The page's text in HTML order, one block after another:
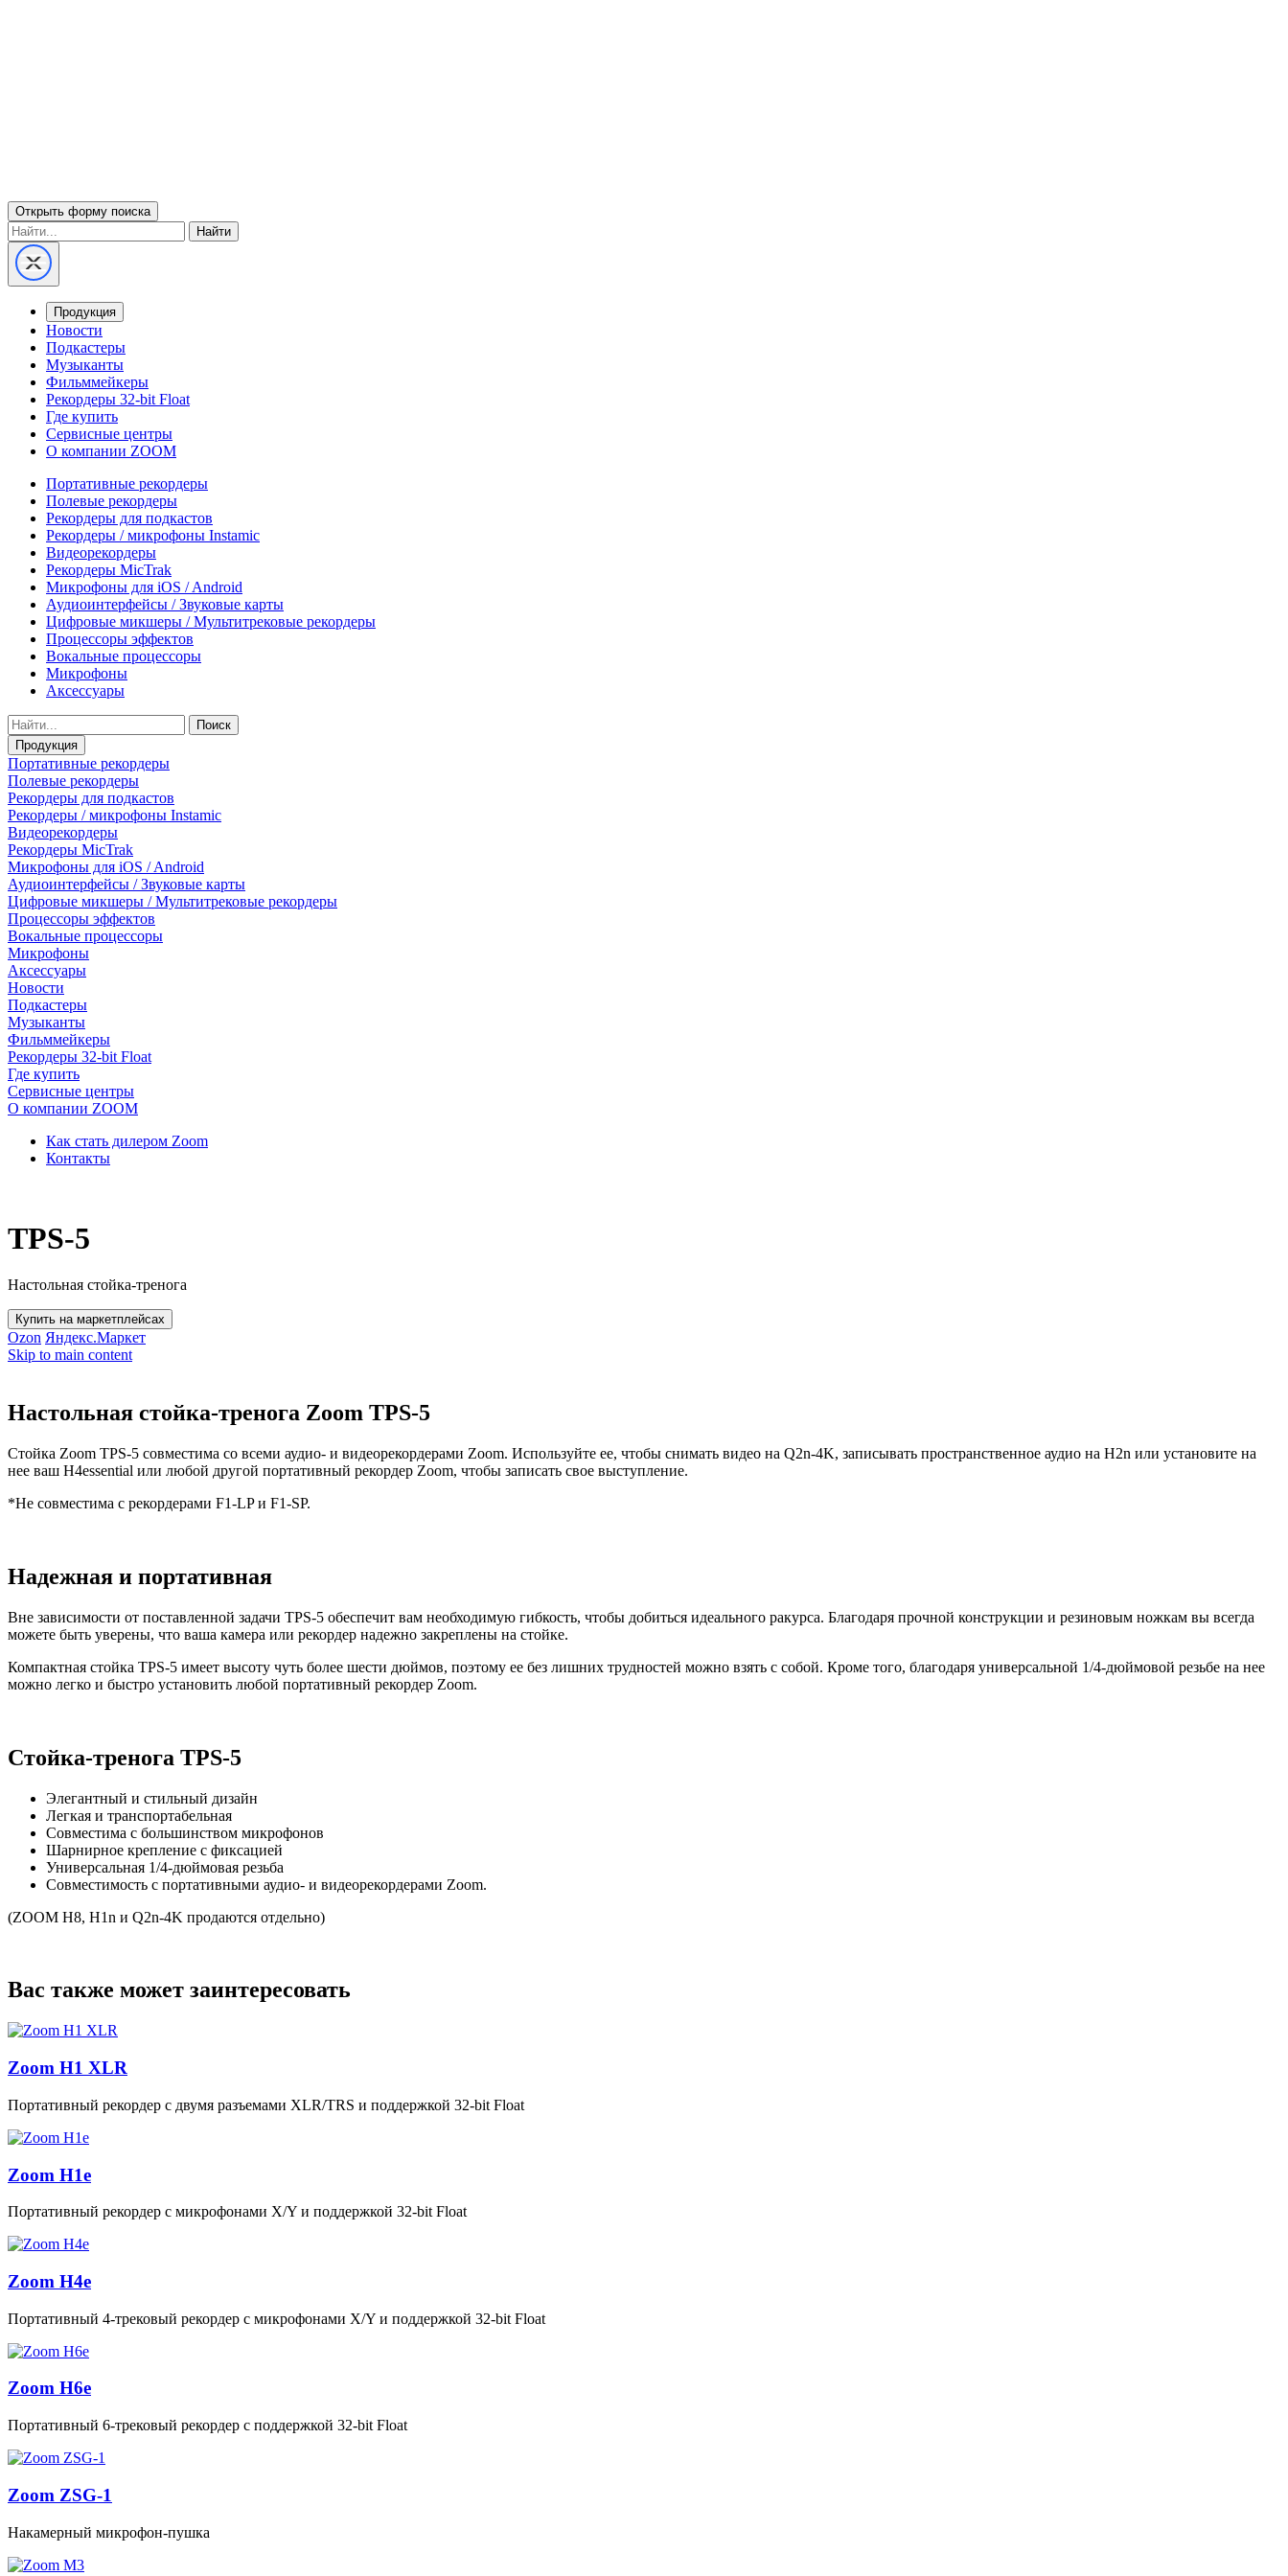
Открыть форму поиска
Найти
Продукция
Новости
Подкастеры
Музыканты
Фильммейкеры
Рекордеры 32-bit Float
Где купить
Сервисные центры
О компании ZOOM
Портативные рекордеры
Полевые рекордеры
Рекордеры для подкастов
Рекордеры / микрофоны Instamic
Видеорекордеры
Рекордеры MicTrak
Микрофоны для iOS / Android
Аудиоинтерфейсы / Звуковые карты
Цифровые микшеры / Мультитрековые рекордеры
Процессоры эффектов
Вокальные процессоры
Микрофоны
Аксессуары
Поиск
Продукция
Портативные рекордеры
Полевые рекордеры
Рекордеры для подкастов
Рекордеры / микрофоны Instamic
Видеорекордеры
Рекордеры MicTrak
Микрофоны для iOS / Android
Аудиоинтерфейсы / Звуковые карты
Цифровые микшеры / Мультитрековые рекордеры
Процессоры эффектов
Вокальные процессоры
Микрофоны
Аксессуары
Новости
Подкастеры
Музыканты
Фильммейкеры
Рекордеры 32-bit Float
Где купить
Сервисные центры
О компании ZOOM
Как стать дилером Zoom
Контакты
TPS-5
Настольная стойка-тренога
Купить на маркетплейсах
Ozon Яндекс.Маркет
Skip to main content
Настольная стойка-тренога Zoom TPS-5
Стойка Zoom TPS-5 совместима со всеми аудио- и видеорекордерами Zoom. Используйте ее, чтобы снимать видео на Q2n-4K, записывать пространственное аудио на H2n или установите на
нее ваш H4essential или любой другой портативный рекордер Zoom, чтобы записать свое выступление.
*Не совместима с рекордерами F1-LP и F1-SP.
Надежная и портативная
Вне зависимости от поставленной задачи TPS-5 обеспечит вам необходимую гибкость, чтобы добиться идеального ракурса. Благодаря прочной конструкции и резиновым ножкам вы всегда
можете быть уверены, что ваша камера или рекордер надежно закреплены на стойке.
Компактная стойка TPS-5 имеет высоту чуть более шести дюймов, поэтому ее без лишних трудностей можно взять с собой. Кроме того, благодаря универсальной 1/4-дюймовой резьбе на нее
можно легко и быстро установить любой портативный рекордер Zoom.
Стойка-тренога TPS-5
Элегантный и стильный дизайн
Легкая и транспортабельная
Совместима с большинством микрофонов
Шарнирное крепление с фиксацией
Универсальная 1/4-дюймовая резьба
Совместимость с портативными аудио- и видеорекордерами Zoom.
(ZOOM H8, H1n и Q2n-4K продаются отдельно)
Вас также может заинтересовать
Zoom H1 XLR
Портативный рекордер с двумя разъемами XLR/TRS и поддержкой 32‑bit Float
Zoom H1e
Портативный рекордер с микрофонами X/Y и поддержкой 32‑bit Float
Zoom H4e
Портативный 4‑трековый рекордер с микрофонами X/Y и поддержкой 32‑bit Float
Zoom H6e
Портативный 6‑трековый рекордер с поддержкой 32‑bit Float
Zoom ZSG-1
Накамерный микрофон-пушка